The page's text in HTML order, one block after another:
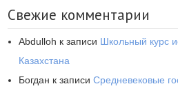
Свежие комментарии
Abdulloh к записи Школьный курс
Казахстана
Богдан к записи Средневековые